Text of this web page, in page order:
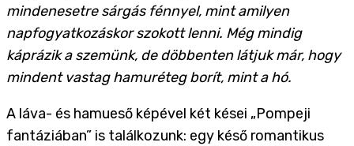
mindenesetre sárgás fénnyel, mint amilyen
napfogyatkozáskor szokott lenni. Még mindig
káprázik a szemünk, de döbbenten látjuk már, hogy
mindent vastag hamuréteg borít, mint a hó.
A láva- és hamueső képével két kései „Pompeji
fantáziában” is találkozunk: egy késő romantikus